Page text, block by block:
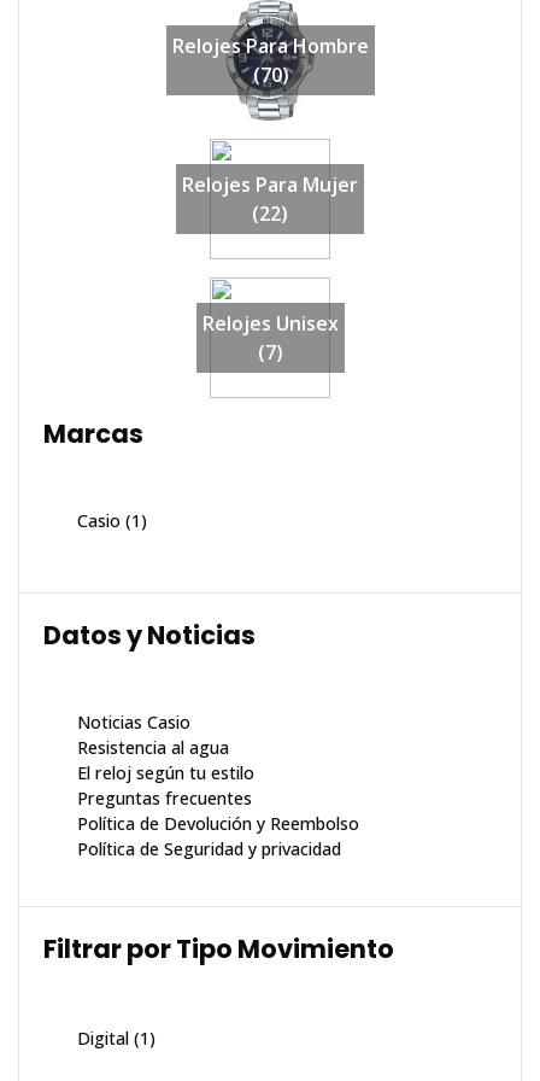
Relojes Para Hombre
(70)
Relojes Para Mujer
(22)
Relojes Unisex
(7)
Marcas
Casio (1)
Datos y Noticias
Noticias Casio
Resistencia al agua
El reloj según tu estilo
Preguntas frecuentes
Política de Devolución y Reembolso
Política de Seguridad y privacidad
Filtrar por Tipo Movimiento
Digital (1)